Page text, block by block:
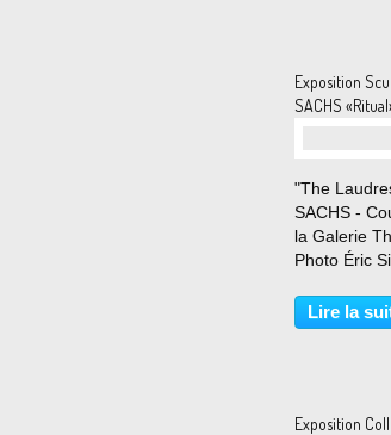
Exposition
SACHS
"The
SACHS -
la Galerie
Photo Éric
le plaisir de
de nouvelles
Lire la
Exposition